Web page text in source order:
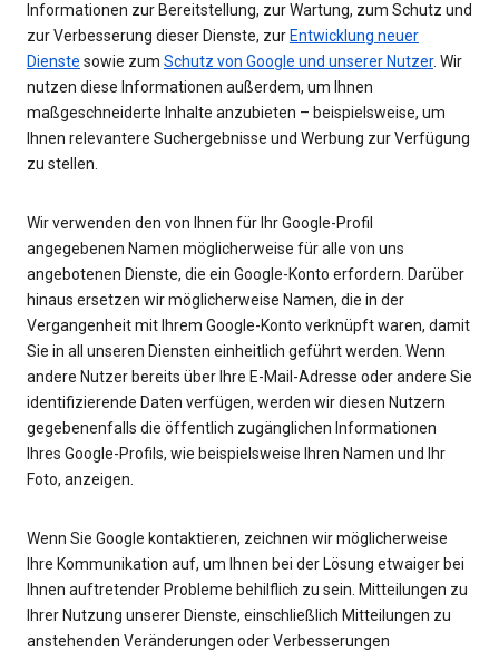
Informationen zur Bereitstellung, zur Wartung, zum Schutz und
zur Verbesserung dieser Dienste, zur Entwicklung neuer
Dienste sowie zum Schutz von Google und unserer Nutzer. Wir
nutzen diese Informationen außerdem, um Ihnen
maßgeschneiderte Inhalte anzubieten – beispielsweise, um
Ihnen relevantere Suchergebnisse und Werbung zur Verfügung
zu stellen.
Wir verwenden den von Ihnen für Ihr Google-Profil
angegebenen Namen möglicherweise für alle von uns
angebotenen Dienste, die ein Google-Konto erfordern. Darüber
hinaus ersetzen wir möglicherweise Namen, die in der
Vergangenheit mit Ihrem Google-Konto verknüpft waren, damit
Sie in all unseren Diensten einheitlich geführt werden. Wenn
andere Nutzer bereits über Ihre E-Mail-Adresse oder andere Sie
identifizierende Daten verfügen, werden wir diesen Nutzern
gegebenenfalls die öffentlich zugänglichen Informationen
Ihres Google-Profils, wie beispielsweise Ihren Namen und Ihr
Foto, anzeigen.
Wenn Sie Google kontaktieren, zeichnen wir möglicherweise
Ihre Kommunikation auf, um Ihnen bei der Lösung etwaiger bei
Ihnen auftretender Probleme behilflich zu sein. Mitteilungen zu
Ihrer Nutzung unserer Dienste, einschließlich Mitteilungen zu
anstehenden Veränderungen oder Verbesserungen